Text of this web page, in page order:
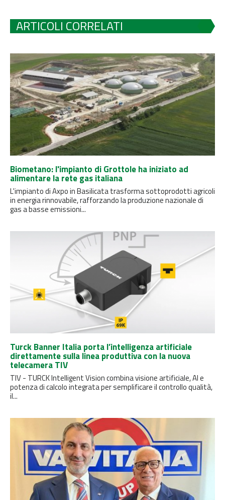
ARTICOLI CORRELATI
Biometano: l'impianto di Grottole ha iniziato ad
alimentare la rete gas italiana
L'impianto di Axpo in Basilicata trasforma sottoprodotti agricoli
in energia rinnovabile, rafforzando la produzione nazionale di
gas a basse emissioni...
Turck Banner Italia porta l’intelligenza artificiale
direttamente sulla linea produttiva con la nuova
telecamera TIV
TIV - TURCK Intelligent Vision combina visione artificiale, AI e
potenza di calcolo integrata per semplificare il controllo qualità,
il...